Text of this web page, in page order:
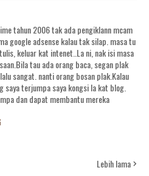
tahun 2006 tak ada pengiklann mcam
google adsense kalau tak silap. masa tu
keluar kat intenet..La ni, nak isi masa
tau ada orang baca, segan plak
sangat. nanti orang bosan plak.Kalau
saya terjumpa saya kongsi la kat blog.
dan dapat membantu mereka
Lebih lama